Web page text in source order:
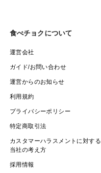
食べチョクについて
運営会社
ガイド/お問い合わせ
運営からのお知らせ
利用規約
プライバシーポリシー
特定商取引法
カスタマーハラスメントに対する
当社の考え方
採用情報